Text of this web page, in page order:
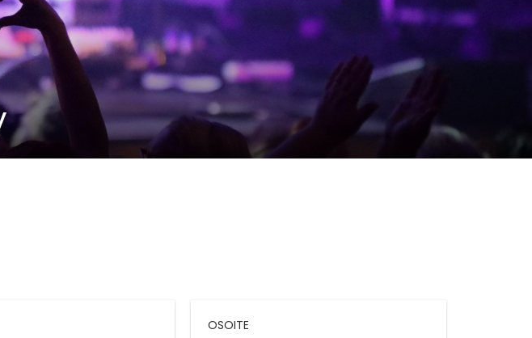
OSOITE